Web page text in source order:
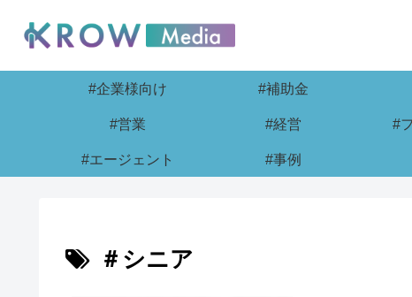
#企業様向け #補助金
#営業 #経営 #
#エージェント #事例
＃シニア